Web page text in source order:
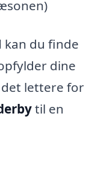
kan du finde
dine
lettere for
til en